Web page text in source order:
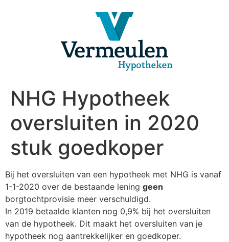
NHG Hypotheek
oversluiten in 2020
stuk goedkoper
Bij het oversluiten van een hypotheek met NHG is vanaf
1-1-2020 over de bestaande lening geen
borgtochtprovisie meer verschuldigd.
In 2019 betaalde klanten nog 0,9% bij het oversluiten
van de hypotheek. Dit maakt het oversluiten van je
hypotheek nog aantrekkelijker en goedkoper.